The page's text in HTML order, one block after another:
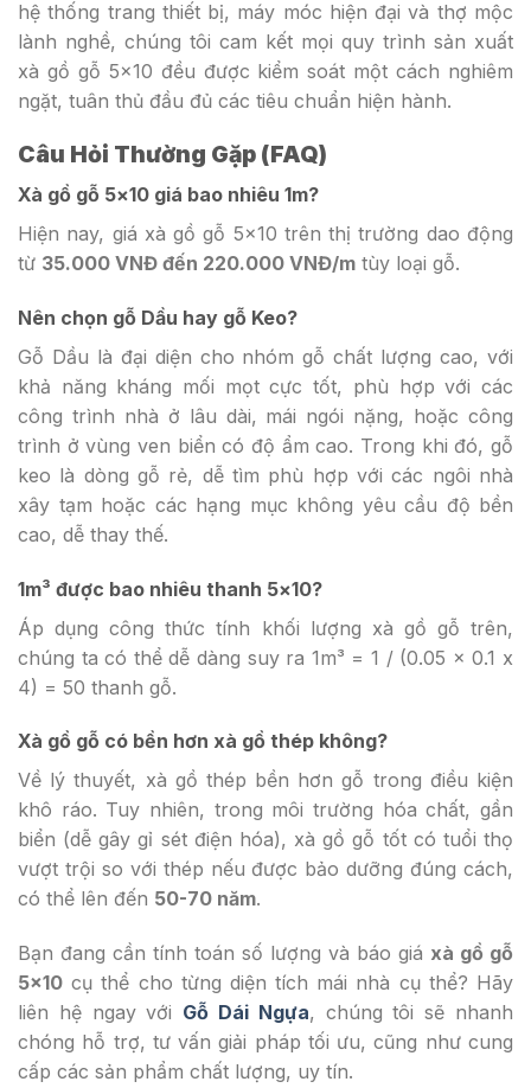
hệ thống trang thiết bị, máy móc hiện đại và thợ mộc
lành nghề, chúng tôi cam kết mọi quy trình sản xuất
xà gồ gỗ 5×10 đều được kiểm soát một cách nghiêm
ngặt, tuân thủ đầu đủ các tiêu chuẩn hiện hành.
Câu Hỏi Thường Gặp (FAQ)
Xà gồ gỗ 5×10 giá bao nhiêu 1m?
Hiện nay, giá xà gồ gỗ 5×10 trên thị trường dao động
từ 35.000 VNĐ đến 220.000 VNĐ/m tùy loại gỗ.
Nên chọn gỗ Dầu hay gỗ Keo?
Gỗ Dầu là đại diện cho nhóm gỗ chất lượng cao, với
khả năng kháng mối mọt cực tốt, phù hợp với các
công trình nhà ở lâu dài, mái ngói nặng, hoặc công
trình ở vùng ven biển có độ ẩm cao. Trong khi đó, gỗ
keo là dòng gỗ rẻ, dễ tìm phù hợp với các ngôi nhà
xây tạm hoặc các hạng mục không yêu cầu độ bền
cao, dễ thay thế.
1m³ được bao nhiêu thanh 5×10?
Áp dụng công thức tính khối lượng xà gồ gỗ trên,
chúng ta có thể dễ dàng suy ra 1m³ = 1 / (0.05 x 0.1 x
4) = 50 thanh gỗ.
Xà gồ gỗ có bền hơn xà gồ thép không?
Về lý thuyết, xà gồ thép bền hơn gỗ trong điều kiện
khô ráo. Tuy nhiên, trong môi trường hóa chất, gần
biển (dễ gây gỉ sét điện hóa), xà gồ gỗ tốt có tuổi thọ
vượt trội so với thép nếu được bảo dưỡng đúng cách,
có thể lên đến 50-70 năm.
Bạn đang cần tính toán số lượng và báo giá xà gồ gỗ
5×10 cụ thể cho từng diện tích mái nhà cụ thể? Hãy
liên hệ ngay với Gỗ Dái Ngựa, chúng tôi sẽ nhanh
chóng hỗ trợ, tư vấn giải pháp tối ưu, cũng như cung
cấp các sản phẩm chất lượng, uy tín.